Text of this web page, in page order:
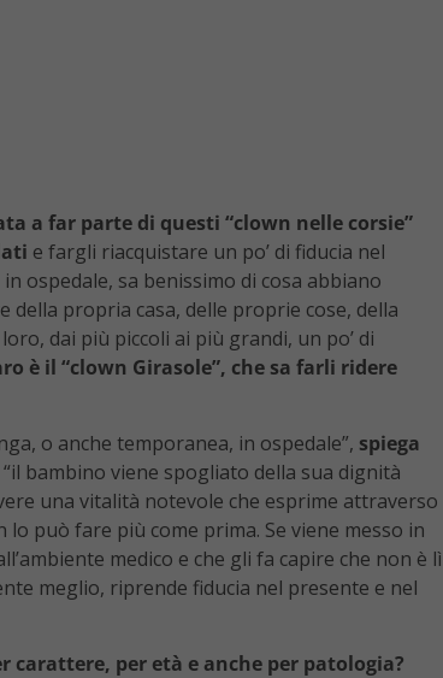
a far parte di questi “clown nelle corsie”
e fargli riacquistare un po’ di fiducia nel
ospedale, sa benissimo di cosa abbiano
propria casa, delle proprie cose, della
dai più piccoli ai più grandi, un po’ di
è il “clown Girasole”, che sa farli ridere
o anche temporanea, in ospedale”, spiega
“il bambino viene spogliato della sua dignità
una vitalità notevole che esprime attraverso
lo può fare più come prima. Se viene messo in
medico e che gli fa capire che non è lì
meglio, riprende fiducia nel presente e nel
per età e anche per patologia?